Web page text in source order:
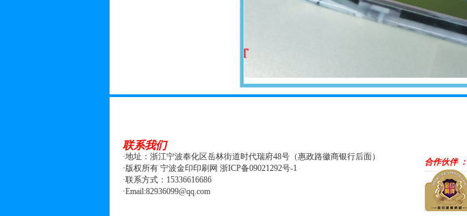
联系我们
·地址：浙江宁波奉化区岳林街道时代瑞府48号（惠政路徽商银行后面）
·版权所有 宁波金印印刷网 浙ICP备09021292号-1
·联系方式：15336616686
·Email:82936099@qq.com
合作伙伴 ：